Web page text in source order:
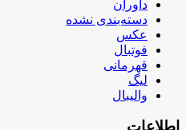
داوران
دسته‌بندی نشده
عکس
فوتبال
قهرمانی
لیگ
والیبال
اطلاعات